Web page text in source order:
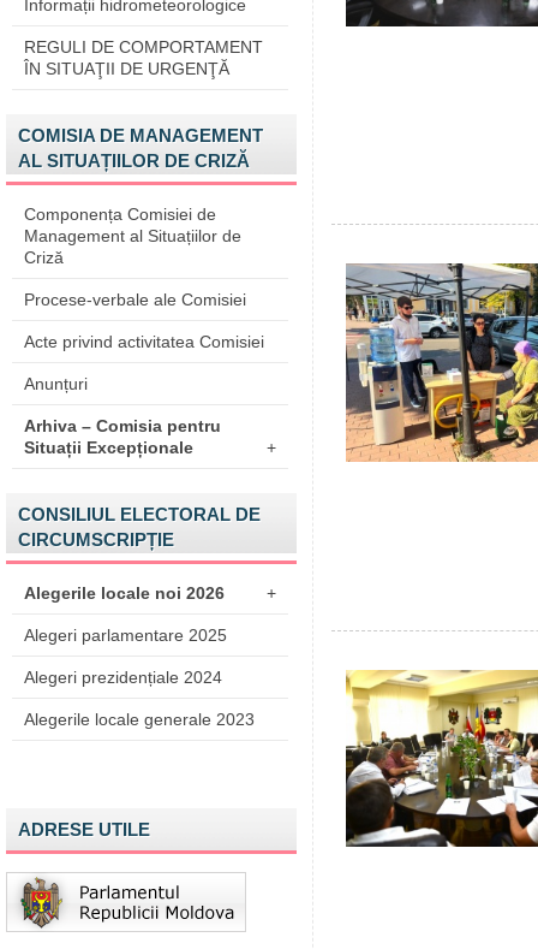
Informații hidrometeorologice
REGULI DE COMPORTAMENT
ÎN SITUAŢII DE URGENŢĂ
COMISIA DE MANAGEMENT
AL SITUAȚIILOR DE CRIZĂ
Componența Comisiei de
Management al Situațiilor de
Criză
Procese-verbale ale Comisiei
Acte privind activitatea Comisiei
Anunțuri
Arhiva – Comisia pentru
Situații Excepționale
+
CONSILIUL ELECTORAL DE
CIRCUMSCRIPȚIE
Alegerile locale noi 2026 +
Alegeri parlamentare 2025
Alegeri prezidențiale 2024
Alegerile locale generale 2023
ADRESE UTILE